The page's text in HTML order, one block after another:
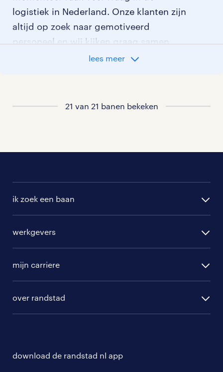
logistiek in Nederland. Onze klanten zijn
altijd op zoek naar gemotiveerd
personeel en wij kijken graag samen
met je naar de organisatie die het beste
lees meer
21 van 21 banen bekeken
ik zoek een baan
randstad professional
randstad digital
werkgevers
hr-diensten
branches
tarieven
mijn carriere
solliciteren
over randstad
download de randstad nl app